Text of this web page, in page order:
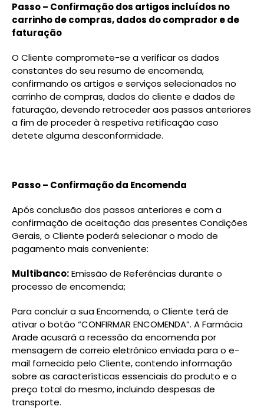
Passo – Confirmação dos artigos incluídos no
carrinho de compras, dados do comprador e de
faturação
O Cliente compromete-se a verificar os dados
constantes do seu resumo de encomenda,
confirmando os artigos e serviços selecionados no
carrinho de compras, dados do cliente e dados de
faturação, devendo retroceder aos passos anteriores
a fim de proceder à respetiva retificação caso
detete alguma desconformidade.
Passo – Confirmação da Encomenda
Após conclusão dos passos anteriores e com a
confirmação de aceitação das presentes Condições
Gerais, o Cliente poderá selecionar o modo de
pagamento mais conveniente:
Multibanco:Emissão de Referências durante o
processo de encomenda;
Para concluir a sua Encomenda, o Cliente terá de
ativar o botão “CONFIRMAR ENCOMENDA”. A Farmácia
Arade acusará a recessão da encomenda por
mensagem de correio eletrónico enviada para o e-
mail fornecido pelo Cliente, contendo informação
sobre as características essenciais do produto e o
preço total do mesmo, incluindo despesas de
transporte.